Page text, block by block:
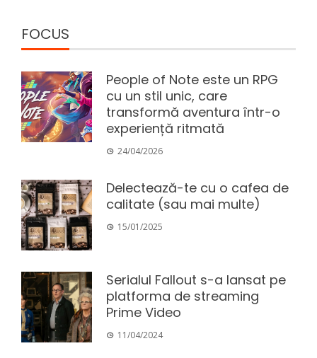
FOCUS
People of Note este un RPG
cu un stil unic, care
transformă aventura într-o
experiență ritmată
24/04/2026
Delectează-te cu o cafea de
calitate (sau mai multe)
15/01/2025
Serialul Fallout s-a lansat pe
platforma de streaming
Prime Video
11/04/2024